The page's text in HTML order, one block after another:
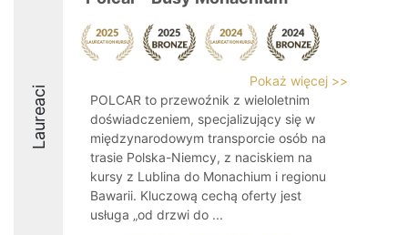
Laureaci
Pokaż więcej >>
POLCAR to przewoźnik z wieloletnim
doświadczeniem, specjalizujący się w
międzynarodowym transporcie osób na
trasie Polska-Niemcy, z naciskiem na
kursy z Lublina do Monachium i regionu
Bawarii. Kluczową cechą oferty jest
usługa „od drzwi do ...